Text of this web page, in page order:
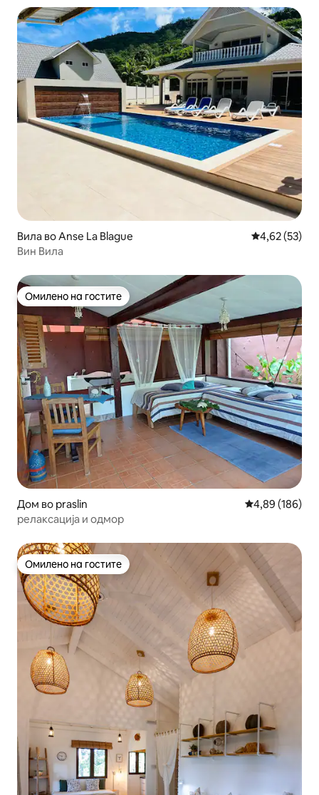
Вила во Anse La Blague Просечна
4,62 (53)
Вин Вила
Омилено на гостите
Омилено на гостите
Дом во praslin Просечна
4,89 (186)
релаксација и одмор
Омилено на гостите
Омилено на гостите